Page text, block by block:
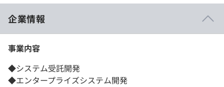
企業情報
事業内容
◆システム受託開発
◆エンタープライズシステム開発